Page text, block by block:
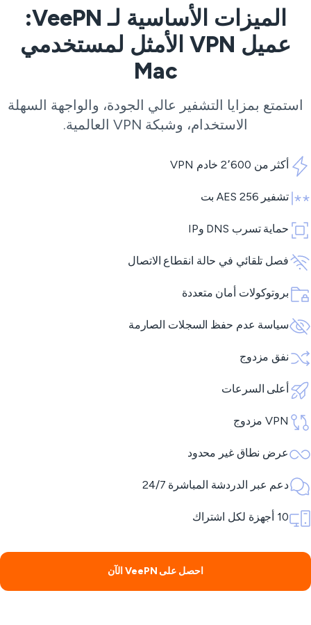
الميزات الأساسية لـ VeePN:
عميل VPN الأمثل لمستخدمي
Mac
استمتع بمزايا التشفير عالي الجودة، والواجهة السهلة
الاستخدام، وشبكةVPNالعالمية.
أكثر من 2٬600 خادم VPN
تشفير AES 256 بت
حماية تسرب DNS وIP
فصل تلقائي في حالة انقطاع الاتصال
بروتوكولات أمان متعددة
سياسة عدم حفظ السجلات الصارمة
نفق مزدوج
أعلى السرعات
VPN مزدوج
عرض نطاق غير محدود
دعم عبر الدردشة المباشرة 24/7
10 أجهزة لكل اشتراك
احصل على VeePN الآن